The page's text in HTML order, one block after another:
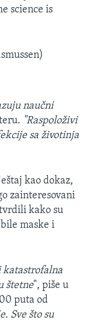
science is
naučni
"Raspoloživi
sa životinja
kao dokaz,
zainteresovani
kako su
maske i
katastrofalna
štetne", piše u
puta od
Sve što su